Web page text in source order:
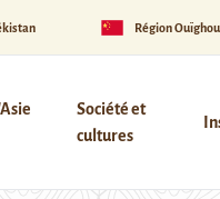
Région
Société et
cultures